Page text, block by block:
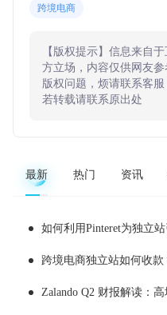
跨境电商
【版权提示】信息来自
方立场，内容仅供网友
版权问题，烦请联系客
若转载请联系原出处
最新 热门 资讯
如何利用Pinteret为独立站
跨境电商独立站如何收款？十
Zalando Q2 财报解读：高